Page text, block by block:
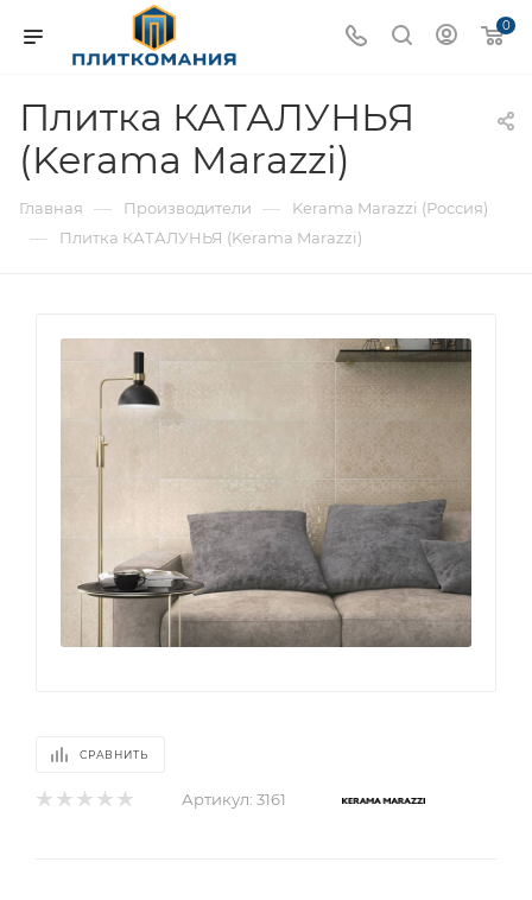
0
Плитка КАТАЛУНЬЯ
(Kerama Marazzi)
Главная — Производители — Kerama Marazzi (Россия)
— Плитка КАТАЛУНЬЯ (Kerama Marazzi)
СРАВНИТЬ
Артикул: 3161